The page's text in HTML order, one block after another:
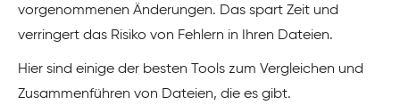
vorgenommenen Änderungen. Das spart Zeit und
verringert das Risiko von Fehlern in Ihren Dateien.
Hier sind einige der besten Tools zum Vergleichen und
Zusammenführen von Dateien, die es gibt.